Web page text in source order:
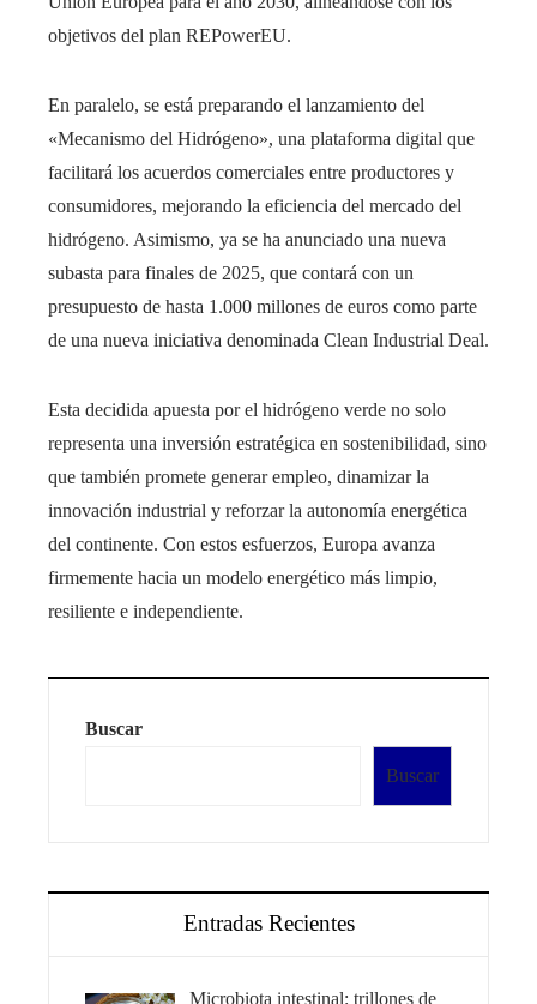
objetivos del plan REPowerEU.
En paralelo, se está preparando el lanzamiento del
«Mecanismo del Hidrógeno», una plataforma digital que
facilitará los acuerdos comerciales entre productores y
consumidores, mejorando la eficiencia del mercado del
hidrógeno. Asimismo, ya se ha anunciado una nueva
subasta para finales de 2025, que contará con un
presupuesto de hasta 1.000 millones de euros como parte
de una nueva iniciativa denominada Clean Industrial Deal.
Esta decidida apuesta por el hidrógeno verde no solo
representa una inversión estratégica en sostenibilidad, sino
que también promete generar empleo, dinamizar la
innovación industrial y reforzar la autonomía energética
del continente. Con estos esfuerzos, Europa avanza
firmemente hacia un modelo energético más limpio,
resiliente e independiente.
Buscar
Buscar
Entradas Recientes
Microbiota intestinal: trillones de